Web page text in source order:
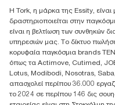
17th klm.National
14564 N.Kifissia,
Mob:
Η Tork, η μάρκα της Essity, είναι
δραστηριοποιείται στην
είναι η βελτίωση των συνθηκών
υπηρεσιών μας. Το δίκτυο
κορυφαία παγκόσμια brands
όπως τα Actimove, Cutimed,
Lotus, Modibodi, Nosotras,
απασχολεί περίπου 36.000
το 2024 σε περίπου 146 δις